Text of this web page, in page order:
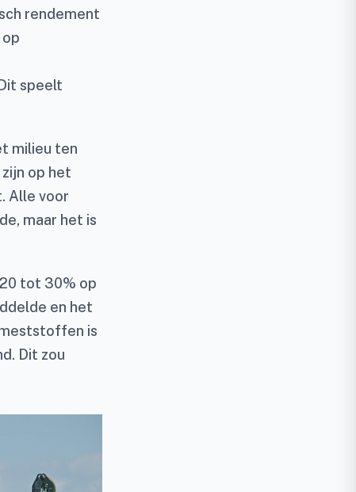
rendement
speelt
milieu ten
op het
Alle voor
maar het is
tot 30% op
en het
is
Dit zou